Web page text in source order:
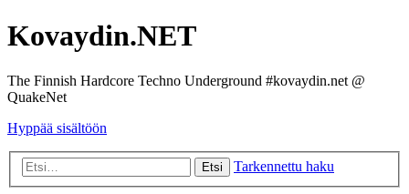
Kovaydin.NET
The Finnish Hardcore Techno Underground #kovaydin.net @
QuakeNet
Hyppää sisältöön
Etsi Tarkennettu haku